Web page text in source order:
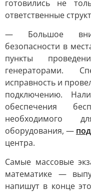
готовились не
ответственные
— Большое
безопасности в
пункты
генераторами.
исправность и
подключению.
обеспечения
необходимого
оборудования, —
центра.
Самые массовые
математике —
напишут в конце